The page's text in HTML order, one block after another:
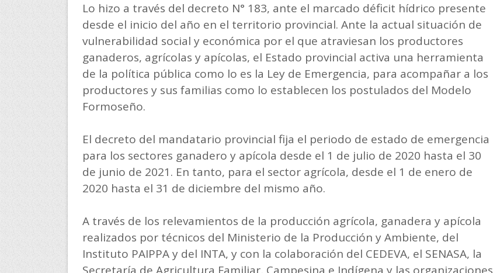
Lo hizo a través del decreto N° 183, ante el marcado déficit hídrico presente
desde el inicio del año en el territorio provincial. Ante la actual situación de
vulnerabilidad social y económica por el que atraviesan los productores
ganaderos, agrícolas y apícolas, el Estado provincial activa una herramienta
de la política pública como lo es la Ley de Emergencia, para acompañar a los
productores y sus familias como lo establecen los postulados del Modelo
Formoseño.
El decreto del mandatario provincial fija el periodo de estado de emergencia
para los sectores ganadero y apícola desde el 1 de julio de 2020 hasta el 30
de junio de 2021. En tanto, para el sector agrícola, desde el 1 de enero de
2020 hasta el 31 de diciembre del mismo año.
A través de los relevamientos de la producción agrícola, ganadera y apícola
realizados por técnicos del Ministerio de la Producción y Ambiente, del
Instituto PAIPPA y del INTA, y con la colaboración del CEDEVA, el SENASA, la